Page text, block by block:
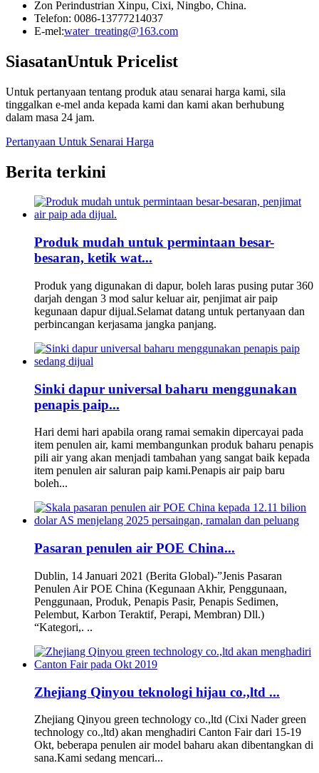
Zon Perindustrian Xinpu, Cixi, Ningbo, China.
Telefon: 0086-13777214037
E-mel:water_treating@163.com
SiasatanUntuk Pricelist
Untuk pertanyaan tentang produk atau senarai harga kami, sila
tinggalkan e-mel anda kepada kami dan kami akan berhubung
dalam masa 24 jam.
Pertanyaan Untuk Senarai Harga
Berita terkini
Produk mudah untuk permintaan besar-
besaran, ketik wat...
Produk yang digunakan di dapur, boleh laras pusing putar 360
darjah dengan 3 mod salur keluar air, penjimat air paip
kegunaan dapur dijual.Selamat datang untuk pertanyaan dan
perbincangan kerjasama jangka panjang.
Sinki dapur universal baharu menggunakan
penapis paip...
Hari demi hari apabila orang ramai semakin dipercayai pada
item penulen air, kami membangunkan produk baharu penapis
pili air yang akan menjadi tambahan yang sangat baik kepada
item penulen air saluran paip kami.Penapis air paip baru
boleh...
Pasaran penulen air POE China...
Dublin, 14 Januari 2021 (Berita Global)-”Jenis Pasaran
Penulen Air POE China (Kegunaan Akhir, Penggunaan,
Penggunaan, Produk, Penapis Pasir, Penapis Sedimen,
Pelembut, Karbon Teraktif, Perapi, Membran) Dll.)
“Kategori,. ..
Zhejiang Qinyou teknologi hijau co.,ltd ...
Zhejiang Qinyou green technology co.,ltd (Cixi Nader green
technology co.,ltd) akan menghadiri Canton Fair dari 15-19
Okt, beberapa penulen air model baharu akan dibentangkan di
sana.Kami sedang mencari...